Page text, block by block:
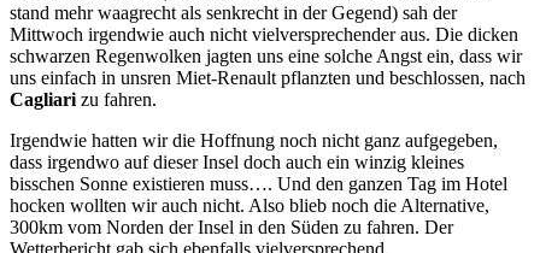
stand mehr waagrecht als senkrecht in der Gegend) sah der
Mittwoch irgendwie auch nicht vielversprechender aus. Die dicken
schwarzen Regenwolken jagten uns eine solche Angst ein, dass wir
uns einfach in unsren Miet-Renault pflanzten und beschlossen, nach
Cagliari zu fahren.
Irgendwie hatten wir die Hoffnung noch nicht ganz aufgegeben,
dass irgendwo auf dieser Insel doch auch ein winzig kleines
bisschen Sonne existieren muss…. Und den ganzen Tag im Hotel
hocken wollten wir auch nicht. Also blieb noch die Alternative,
300km vom Norden der Insel in den Süden zu fahren. Der
Wetterbericht gab sich ebenfalls vielversprechend.